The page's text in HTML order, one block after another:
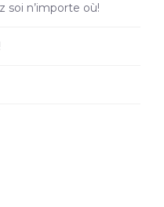
soi n’importe où!